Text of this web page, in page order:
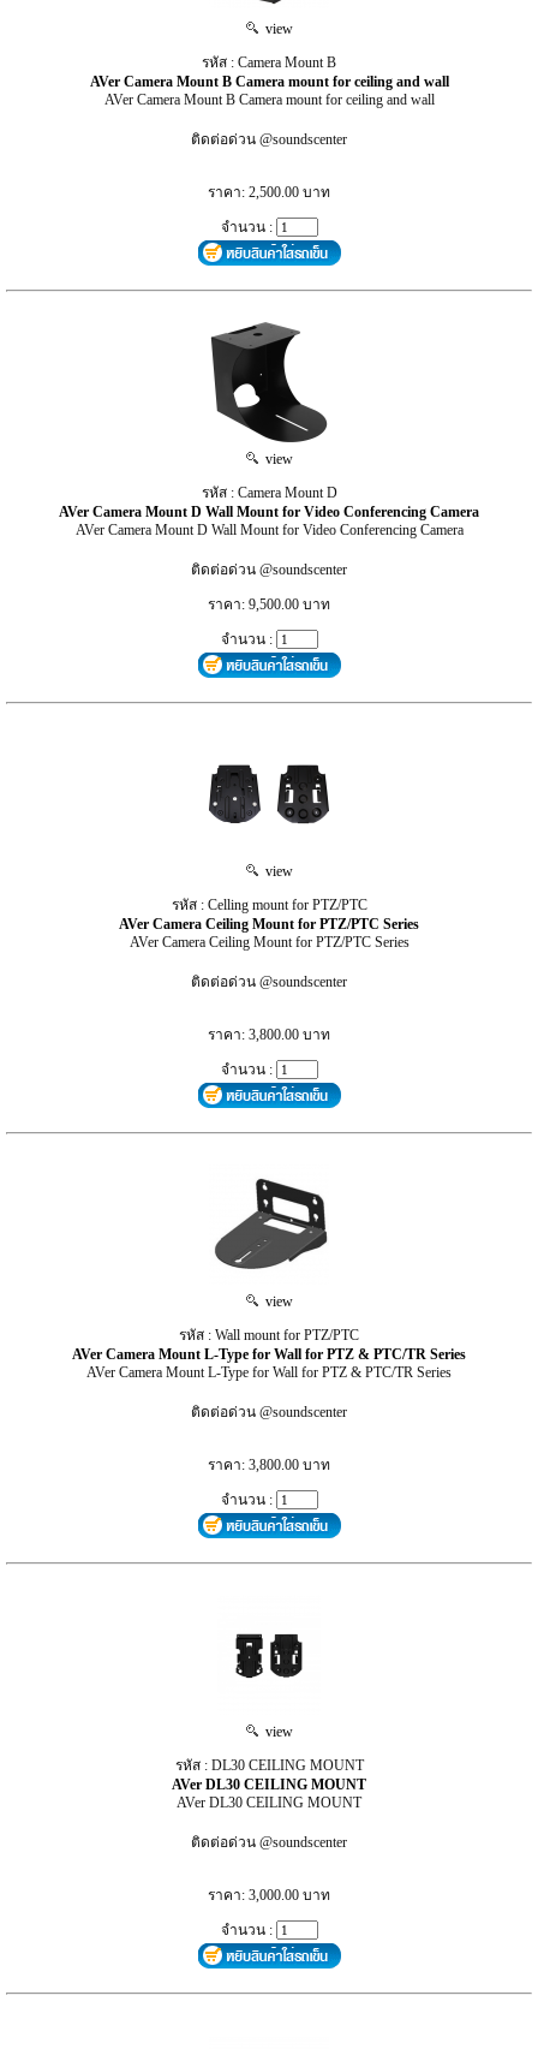
view
รหัส : Camera Mount B
AVer Camera Mount B Camera mount for ceiling and wall
AVer Camera Mount B Camera mount for ceiling and wall
ติดต่อด่วน @soundscenter
ราคา: 2,500.00 บาท
จำนวน :
view
รหัส : Camera Mount D
AVer Camera Mount D Wall Mount for Video Conferencing Camera
AVer Camera Mount D Wall Mount for Video Conferencing Camera
ติดต่อด่วน @soundscenter
ราคา: 9,500.00 บาท
จำนวน :
view
รหัส : Celling mount for PTZ/PTC
AVer Camera Ceiling Mount for PTZ/PTC Series
AVer Camera Ceiling Mount for PTZ/PTC Series
ติดต่อด่วน @soundscenter
ราคา: 3,800.00 บาท
จำนวน :
view
รหัส : Wall mount for PTZ/PTC
AVer Camera Mount L-Type for Wall for PTZ & PTC/TR Series
AVer Camera Mount L-Type for Wall for PTZ & PTC/TR Series
ติดต่อด่วน @soundscenter
ราคา: 3,800.00 บาท
จำนวน :
view
รหัส : DL30 CEILING MOUNT
AVer DL30 CEILING MOUNT
AVer DL30 CEILING MOUNT
ติดต่อด่วน @soundscenter
ราคา: 3,000.00 บาท
จำนวน :